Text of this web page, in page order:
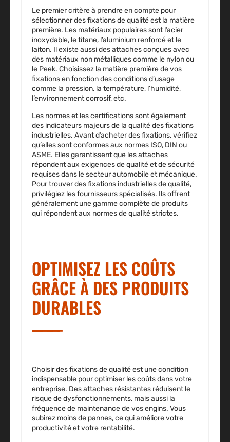
Le premier critère à prendre en compte pour
sélectionner des fixations de qualité est la matière
première. Les matériaux populaires sontl’acier
inoxydable, le titane, l’aluminium renforcé et le
laiton. Il existe aussi des attaches conçues avec
des matériaux non métalliques comme le nylon ou
le Peek. Choisissez la matière première de vos
fixations en fonction des conditions d’usage
comme la pression, la température, l’humidité,
l’environnement corrosif, etc.
Les normes et les certifications sont également
des indicateurs majeurs de la qualité des fixations
industrielles. Avant d’acheter des fixations, vérifiez
qu’elles sont conformes aux normes ISO, DIN ou
ASME. Elles garantissent que les attaches
répondent aux exigences de qualité et de sécurité
requises dans le secteur automobile et mécanique.
Pour trouver des fixations industrielles de qualité,
privilégiez les fournisseurs spécialisés. Ils offrent
généralement une gamme complète de produits
qui répondent aux normes de qualité strictes.
OPTIMISEZ LES COÛTS
GRÂCE À DES PRODUITS
DURABLES
Choisir des fixations de qualité est une condition
indispensable pour optimiser les coûts dans votre
entreprise. Desattaches résistantes réduisent le
risque de dysfonctionnements, mais aussi la
fréquence de maintenance de vos engins. Vous
subirez moins de pannes, ce qui améliore votre
productivité et votre rentabilité.